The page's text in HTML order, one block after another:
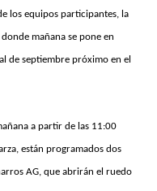
los equipos participantes, la
mañana se pone en
de septiembre próximo en el
a partir de las 11:00
están programados dos
AG, que abrirán el ruedo